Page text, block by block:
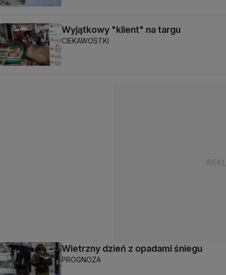
Wyjątkowy "klient" na targu
CIEKAWOSTKI
Wietrzny dzień z opadami śniegu
PROGNOZA